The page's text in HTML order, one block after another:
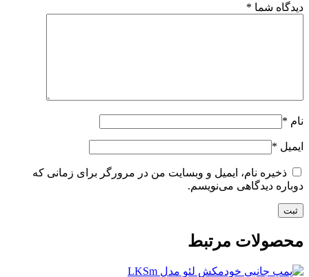
دیدگاه شما *
نام *
ایمیل *
ذخیره نام، ایمیل و وبسایت من در مرورگر برای زمانی که
دوباره دیدگاهی می‌نویسم.
محصولات مرتبط